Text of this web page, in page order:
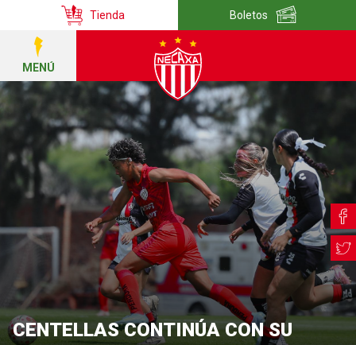
Tienda Boletos
MENÚ
CENTELLAS CONTINÚA CON SU